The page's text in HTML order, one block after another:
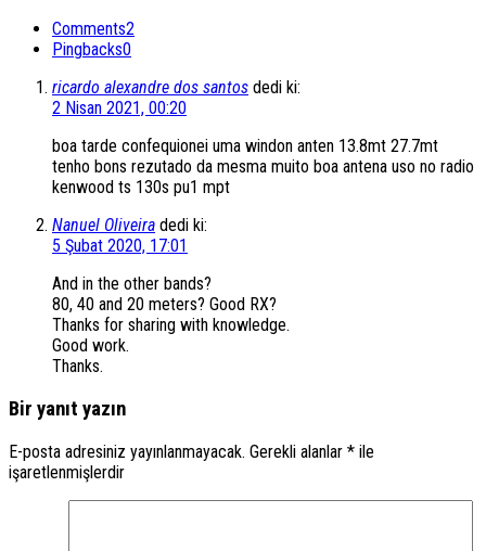
Comments2
Pingbacks0
ricardo alexandre dos santos dedi ki:
2 Nisan 2021, 00:20
boa tarde confequionei uma windon anten 13.8mt 27.7mt
tenho bons rezutado da mesma muito boa antena uso no radio
kenwood ts 130s pu1 mpt
Nanuel Oliveira dedi ki:
5 Şubat 2020, 17:01
And in the other bands?
80, 40 and 20 meters? Good RX?
Thanks for sharing with knowledge.
Good work.
Thanks.
Bir yanıt yazın
E-posta adresiniz yayınlanmayacak. Gerekli alanlar * ile
işaretlenmişlerdir